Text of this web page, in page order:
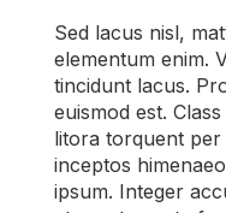
Sed lacus nisl,
elementum enim.
tincidunt lacus.
euismod est.
litora torquent
inceptos
ipsum. Integer